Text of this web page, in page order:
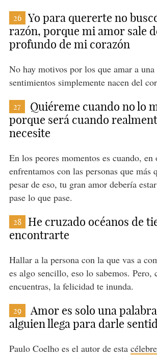
26
Yo para quererte no
razón, porque mi amor sale
profundo de mi corazón
No hay motivos por los que amar a una
sentimientos simplemente nacen del
27
Quiéreme cuando no lo
porque será cuando
necesite
En los peores momentos es cuando, en
enfrentamos con las personas que más
pesar de eso, tu gran amor debería
pase lo que pase.
28
He cruzado océanos de
encontrarte
Hallar a la persona con la que vas a
es algo sencillo, eso lo sabemos. Pero,
encuentras, la felicidad te inunda.
29
Amor es solo una
alguien llega para darle
Paulo Coelho es el autor de esta